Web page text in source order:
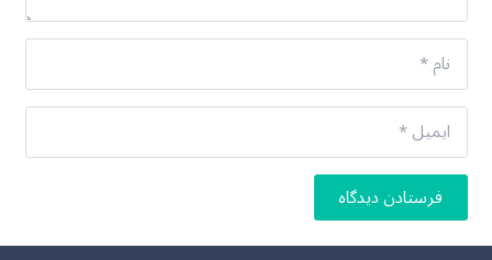
فرستادن دیدگاه